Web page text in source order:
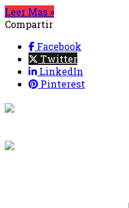
Leer Mas »
Compartir
Facebook
Twitter
LinkedIn
Pinterest